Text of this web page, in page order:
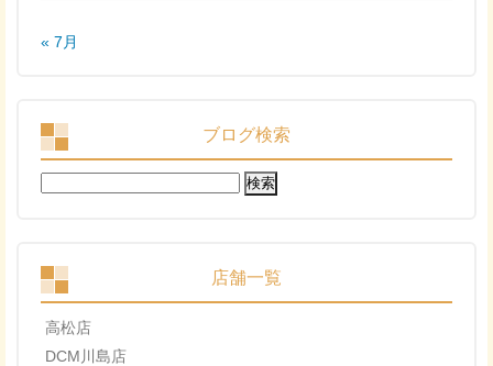
« 7月
ブログ検索
検
索:
店舗一覧
高松店
DCM川島店